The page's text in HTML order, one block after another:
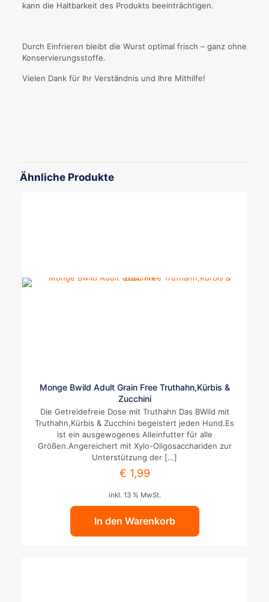
kann die Haltbarkeit des Produkts beeinträchtigen.
Durch Einfrieren bleibt die Wurst optimal frisch – ganz ohne
Konservierungsstoffe.
Vielen Dank für Ihr Verständnis und Ihre Mithilfe!
Ähnliche Produkte
Monge Bwild Adult Grain Free Truthahn,Kürbis &
Zucchini
Die Getreidefreie Dose mit Truthahn Das BWild mit
Truthahn,Kürbis & Zucchini begeistert jeden Hund.Es
ist ein ausgewogenes Alleinfutter für alle
Größen.Angereichert mit Xylo-Oligosacchariden zur
Unterstützung der […]
€ 1,99
inkl. 13 % MwSt.
In den Warenkorb